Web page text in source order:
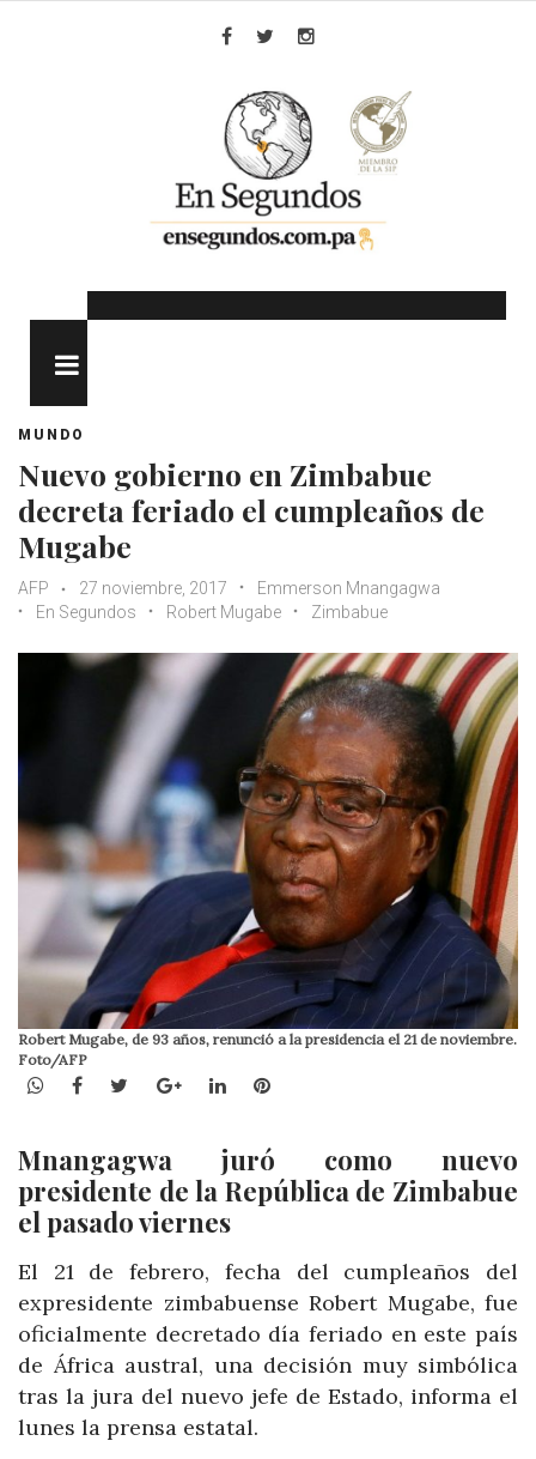
MUNDO
Nuevo gobierno en Zimbabue
decreta feriado el cumpleaños de
Mugabe
AFP 27 noviembre, 2017
Emmerson Mnangagwa
En Segundos
Robert Mugabe Zimbabue
Robert Mugabe, de 93 años, renunció a la presidencia el 21 de noviembre.
Foto/AFP
WhatsApp
Facebook
TwitterGoogle+LinkedInPinterest
Mnangagwa juró como nuevo
presidente de la República de Zimbabue
el pasado viernes
El 21 de febrero, fecha del cumpleaños del
expresidente zimbabuense Robert Mugabe, fue
oficialmente decretado día feriado en este país
de África austral, una decisión muy simbólica
tras la jura del nuevo jefe de Estado, informa el
lunes la prensa estatal.